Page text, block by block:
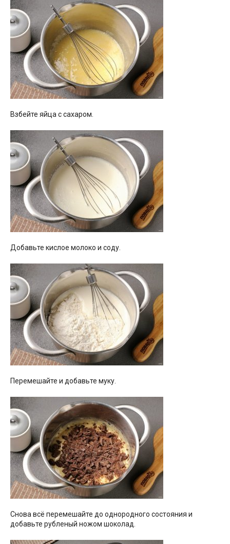
Взбейте яйца с сахаром.
Добавьте кислое молоко и соду.
Перемешайте и добавьте муку.
Снова всё перемешайте до однородного состояния и
добавьте рубленый ножом шоколад.